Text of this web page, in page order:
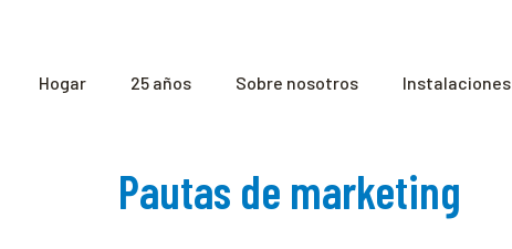
Hogar 25 años Sobre nosotros Instalaciones
Pautas de marketing